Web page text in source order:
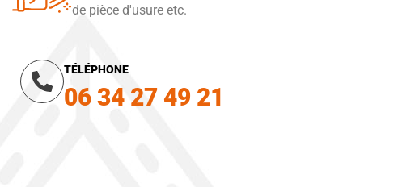
de pièce d'usure etc.
TÉLÉPHONE
06 34 27 49 21